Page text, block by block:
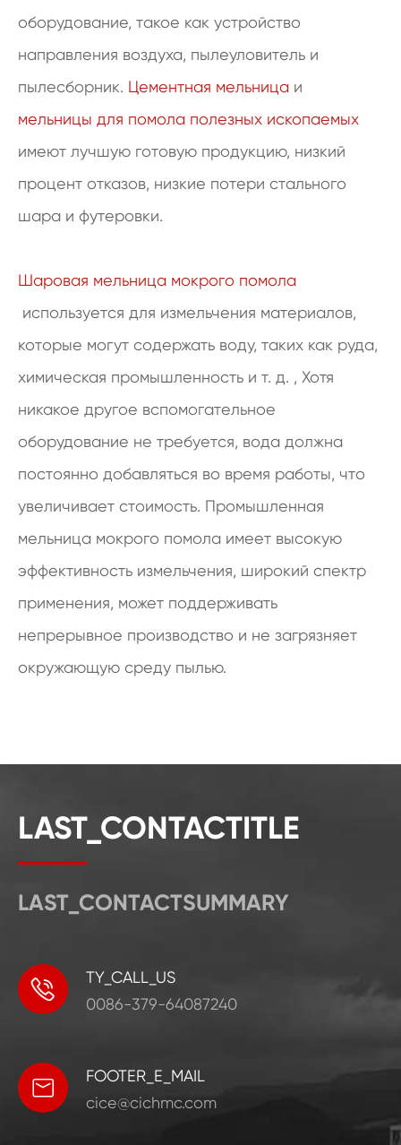
оборудование, такое как устройство
направления воздуха, пылеуловитель и
пылесборник. Цементная мельница и
мельницы для помола полезных ископаемых
имеют лучшую готовую продукцию, низкий
процент отказов, низкие потери стального
шара и футеровки.
Шаровая мельница мокрого помола
используется для измельчения материалов,
которые могут содержать воду, таких как руда,
химическая промышленность и т. д. , Хотя
никакое другое вспомогательное
оборудование не требуется, вода должна
постоянно добавляться во время работы, что
увеличивает стоимость. Промышленная
мельница мокрого помола имеет высокую
эффективность измельчения, широкий спектр
применения, может поддерживать
непрерывное производство и не загрязняет
окружающую среду пылью.
LAST_CONTACTITLE
LAST_CONTACTSUMMARY

TY_CALL_US
0086-379-64087240

FOOTER_E_MAIL
cice@cichmc.com